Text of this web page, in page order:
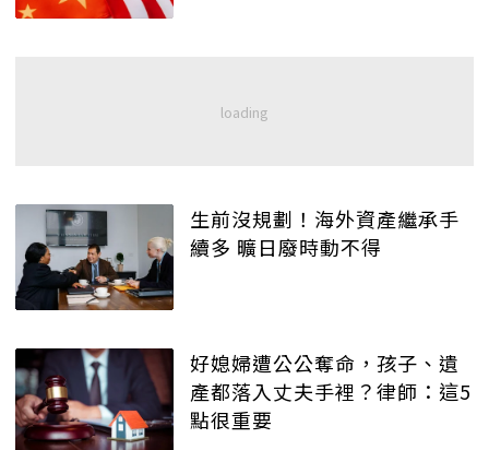
生前沒規劃！海外資產繼承手
續多 曠日廢時動不得
好媳婦遭公公奪命，孩子、遺
產都落入丈夫手裡？律師：這5
點很重要